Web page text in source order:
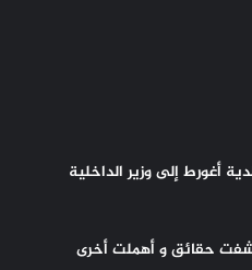
أغورط إلى وزير الداخلية
حقائق و أهملت أخرى